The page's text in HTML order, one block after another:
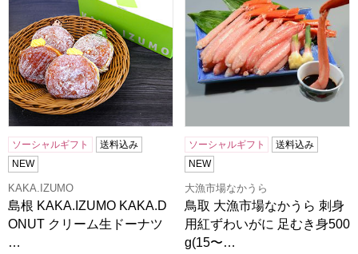
ソーシャルギフト
送料込み
NEW
KAKA.IZUMO
島根 KAKA.IZUMO KAKA.D
ONUT クリーム生ドーナツ
…
ソーシャルギフト
送料込み
NEW
大漁市場なかうら
鳥取 大漁市場なかうら 刺身
用紅ずわいがに 足むき身500
g(15〜…